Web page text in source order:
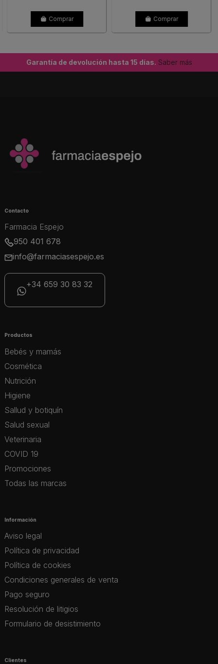
Comprar Comprar
Garantía de devolución hasta 15 días. Saber más
Contacto
Farmacia Espejo
950 401 678
info@farmaciasespejo.es
+34 659 30 83 32
Productos
Bebés y mamás
Cosmética
Nutrición
Higiene
Sallud y botiquín
Salud sexual
Veterinaria
COVID 19
Promociones
Todas las marcas
Información
Aviso legal
Política de privacidad
Política de cookies
Condiciones generales de venta
Pago seguro
Resolución de litigios
Formulario de desistimiento
Clientes